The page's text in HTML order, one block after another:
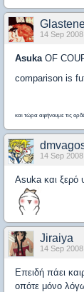
14 Sep 2008
Asuka OF
comparison is
και τώρα αφήνουμε τις
14 Sep 2008
Asuka και
Jiraiya
14 Sep 2008
Επειδή πάει
οπότε μόνο